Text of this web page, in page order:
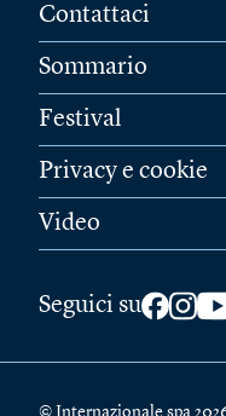
Contattaci
Sommario
Festival
Privacy e cookie
Video
Seguici su
© Internazionale spa